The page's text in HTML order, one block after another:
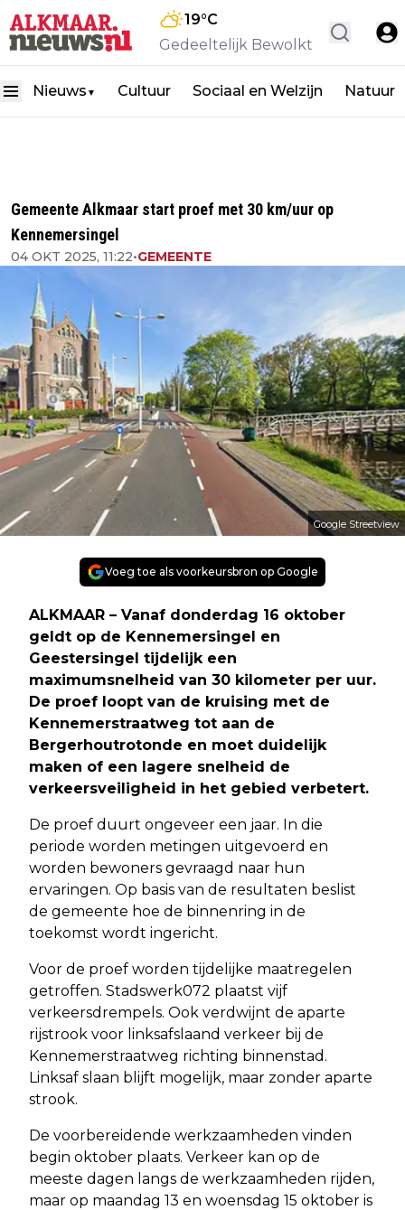
19°C
Gedeeltelijk Bewolkt
Nieuws ▼ Cultuur Sociaal en Welzijn Natuur
Gemeente Alkmaar start proef met 30 km/uur op
Kennemersingel
04 OKT 2025, 11:22•GEMEENTE
Google Streetview
Voeg toe als voorkeursbron op Google
ALKMAAR – Vanaf donderdag 16 oktober
geldt op de Kennemersingel en
Geestersingel tijdelijk een
maximumsnelheid van 30 kilometer per uur.
De proef loopt van de kruising met de
Kennemerstraatweg tot aan de
Bergerhoutrotonde en moet duidelijk
maken of een lagere snelheid de
verkeersveiligheid in het gebied verbetert.
De proef duurt ongeveer een jaar. In die
periode worden metingen uitgevoerd en
worden bewoners gevraagd naar hun
ervaringen. Op basis van de resultaten beslist
de gemeente hoe de binnenring in de
toekomst wordt ingericht.
Voor de proef worden tijdelijke maatregelen
getroffen. Stadswerk072 plaatst vijf
verkeersdrempels. Ook verdwijnt de aparte
rijstrook voor linksafslaand verkeer bij de
Kennemerstraatweg richting binnenstad.
Linksaf slaan blijft mogelijk, maar zonder aparte
strook.
De voorbereidende werkzaamheden vinden
begin oktober plaats. Verkeer kan op de
meeste dagen langs de werkzaamheden rijden,
maar op maandag 13 en woensdag 15 oktober is